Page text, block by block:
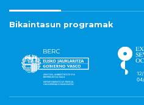
Bikaintasun programak